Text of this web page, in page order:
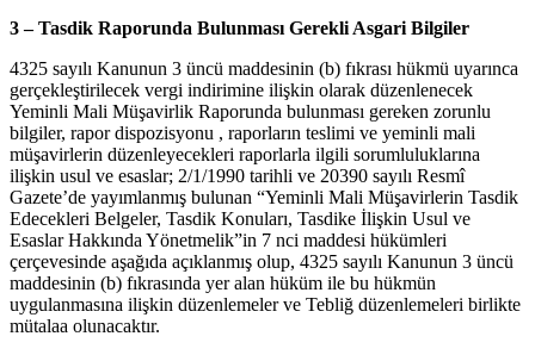
3 – Tasdik Raporunda Bulunması Gerekli Asgari Bilgiler
4325 sayılı Kanunun 3 üncü maddesinin (b) fıkrası hükmü uyarınca
gerçekleştirilecek vergi indirimine ilişkin olarak düzenlenecek
Yeminli Mali Müşavirlik Raporunda bulunması gereken zorunlu
bilgiler, rapor dispozisyonu , raporların teslimi ve yeminli mali
müşavirlerin düzenleyecekleri raporlarla ilgili sorumluluklarına
ilişkin usul ve esaslar; 2/1/1990 tarihli ve 20390 sayılı Resmî
Gazete’de yayımlanmış bulunan “Yeminli Mali Müşavirlerin Tasdik
Edecekleri Belgeler, Tasdik Konuları, Tasdike İlişkin Usul ve
Esaslar Hakkında Yönetmelik”in 7 nci maddesi hükümleri
çerçevesinde aşağıda açıklanmış olup, 4325 sayılı Kanunun 3 üncü
maddesinin (b) fıkrasında yer alan hüküm ile bu hükmün
uygulanmasına ilişkin düzenlemeler ve Tebliğ düzenlemeleri birlikte
mütalaa olunacaktır.